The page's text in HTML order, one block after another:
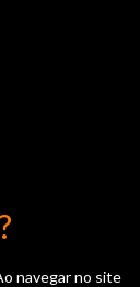
navegar no site